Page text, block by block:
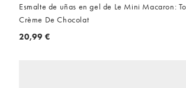
Esmalte de uñas en gel de Le Mini Macaron:
Crème De Chocolat
20,99 €